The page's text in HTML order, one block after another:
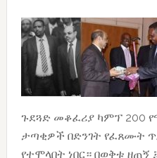
ጉደጓድ መቆፈሪያ ካምፕ 200
ታጣቂዎች በድንገት የፈጸሙት
የተሞላበት ነበር። በወቅቱ